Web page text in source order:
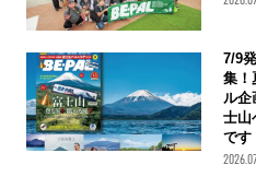
7/9
集！
ル
士山
です